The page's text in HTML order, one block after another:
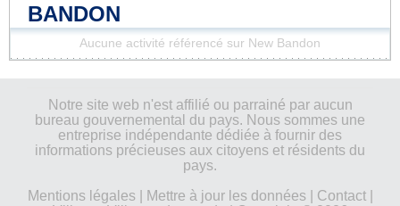
BANDON
Aucune activité référencé sur New Bandon
Notre site web n'est affilié ou parrainé par aucun
bureau gouvernemental du pays. Nous sommes une
entreprise indépendante dédiée à fournir des
informations précieuses aux citoyens et résidents du
pays.
Mentions légales| Mettre à jour les données| Contact|